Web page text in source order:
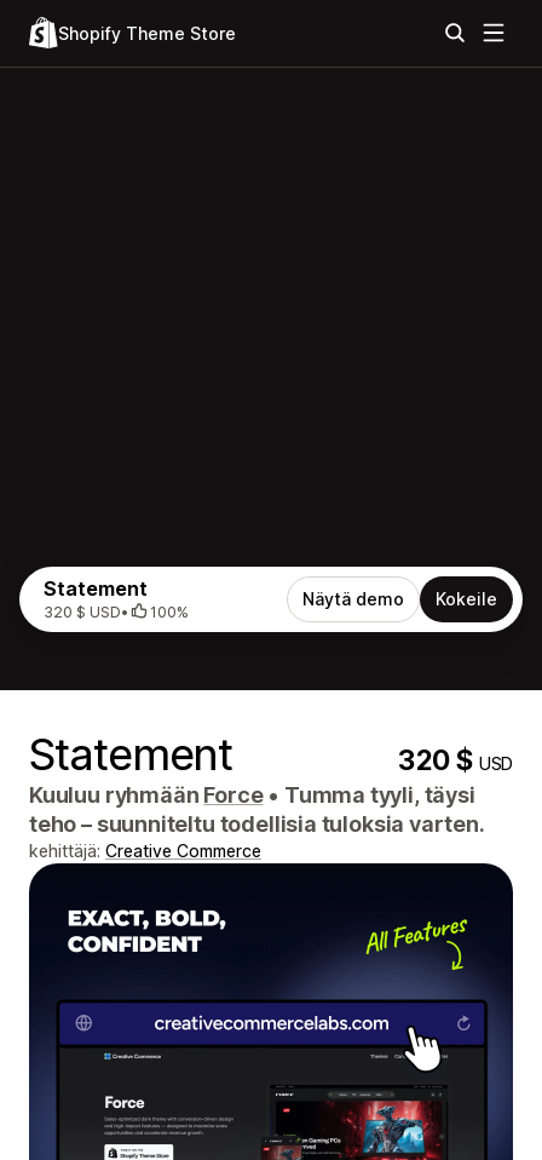
Shopify Theme Store
Statement
320 $ USD• 100%
Näytä demo Kokeile
Statement 320 $USD
Kuuluu ryhmään Force • Tumma tyyli, täysi
teho – suunniteltu todellisia tuloksia varten.
kehittäjä: Creative Commerce